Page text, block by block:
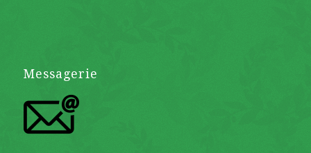
Messagerie